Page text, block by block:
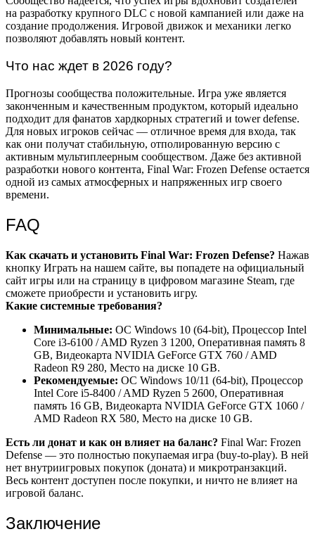
на разработку крупного DLC с новой кампанией или даже на
создание продолжения. Игровой движок и механики легко
позволяют добавлять новый контент.
Что нас ждет в 2026 году?
Прогнозы сообщества положительные. Игра уже является
законченным и качественным продуктом, который идеально
подходит для фанатов хардкорных стратегий и tower defense.
Для новых игроков сейчас — отличное время для входа, так
как они получат стабильную, отполированную версию с
активным мультиплеерным сообществом. Даже без активной
разработки нового контента, Final War: Frozen Defense остается
одной из самых атмосферных и напряженных игр своего
времени.
FAQ
Как скачать и установить Final War: Frozen Defense? Нажав
кнопку Играть на нашем сайте, вы попадете на официальный
сайт игры или на страницу в цифровом магазине Steam, где
сможете приобрести и установить игру.
Какие системные требования?
Минимальные: ОС Windows 10 (64-bit), Процессор Intel
Core i3-6100 / AMD Ryzen 3 1200, Оперативная память 8
GB, Видеокарта NVIDIA GeForce GTX 760 / AMD
Radeon R9 280, Место на диске 10 GB.
Рекомендуемые: ОС Windows 10/11 (64-bit), Процессор
Intel Core i5-8400 / AMD Ryzen 5 2600, Оперативная
память 16 GB, Видеокарта NVIDIA GeForce GTX 1060 /
AMD Radeon RX 580, Место на диске 10 GB.
Есть ли донат и как он влияет на баланс? Final War: Frozen
Defense — это полностью покупаемая игра (buy-to-play). В ней
нет внутриигровых покупок (доната) и микротранзакций.
Весь контент доступен после покупки, и ничто не влияет на
игровой баланс.
Заключение